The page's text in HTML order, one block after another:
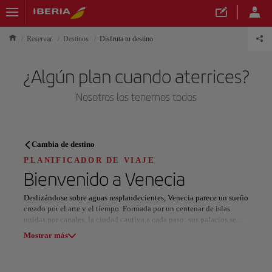
Reservar Destinos Disfruta tu destino
¿Algún plan cuando aterrices?
Nosotros los tenemos todos
PLANIFICADOR DE VIAJE
Descubre tu próximo destino
Nuestros destinos
Cambia de destino
PLANIFICADOR DE VIAJE
Bienvenido aVenecia
Deslizándose sobre aguas resplandecientes, Venecia parece un sueño
creado por el arte y el tiempo. Formada por un centenar de islas
unidas por canales, la ciudad cautiva a cada paso: sus palacios se
elevan como escenarios de ópera sobre la laguna del Adriático.
Mostrar más